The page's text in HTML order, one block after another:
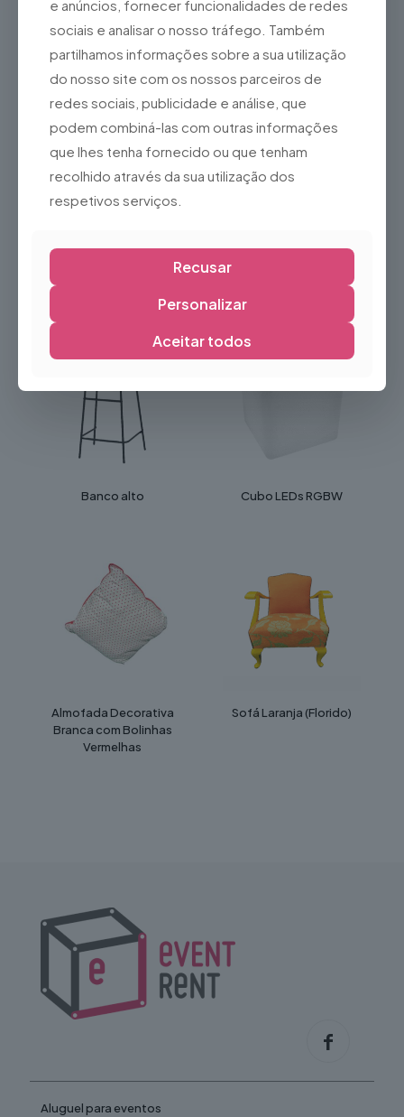
Centros de mesa
Casamentos
Eventos
Decoração de hotéis e restaurantes
Decoração de salas, escritórios e montras
Por se tratar de um produto usado, poderá apresentar
ligeiros sinais de utilização, sem comprometer a sua
Produtos Relacionados
Banco alto Cubo LEDs RGBW
Almofada Decorativa
Branca com Bolinhas
Vermelhas
Sofá Laranja (Florido)
Aluguel para eventos
e anúncios, fornecer funcionalidades de redes
sociais e analisar o nosso tráfego. Também
partilhamos informações sobre a sua utilização
do nosso site com os nossos parceiros de
redes sociais, publicidade e análise, que
podem combiná-las com outras informações
que lhes tenha fornecido ou que tenham
recolhido através da sua utilização dos
respetivos serviços.
Recusar
Personalizar
Aceitar todos